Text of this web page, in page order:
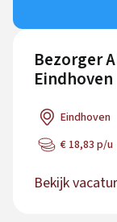
Bezorger
Eindhoven
€ 18,83 p/u
Bekijk